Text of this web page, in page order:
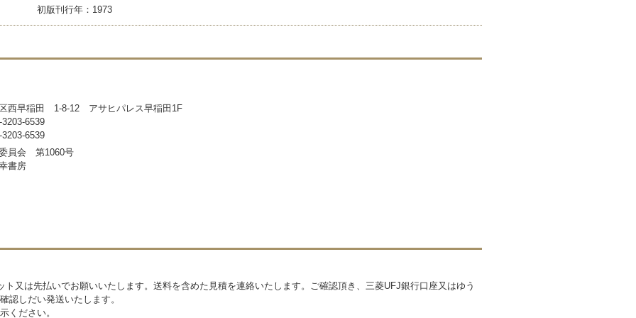
初版刊行年：1973
西早稲田 1-8-12 アサヒパレス早稲田1F
6539
6539
員会 第1060号
書房
ト又は先払いでお願いいたします。送料を含めた見積を連絡いたします。ご確認頂き、三菱UFJ銀行口座又はゆう
認しだい発送いたします。
ください。